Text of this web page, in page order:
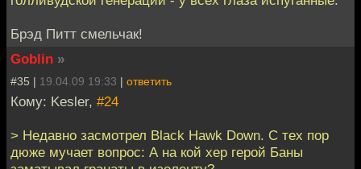
Брэд Питт смельчак!
Goblin »
#35 | 19.04.09 19:33 | ответить
Кому: Kesler, #24
> Недавно засмотрел Black Hawk Down. С тех пор
дюже мучает вопрос: А на кой хер герой Баны